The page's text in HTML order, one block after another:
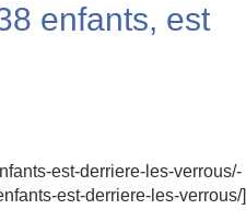
enfants, est
est-derriere-les-verrous/-
est-derriere-les-verrous/]